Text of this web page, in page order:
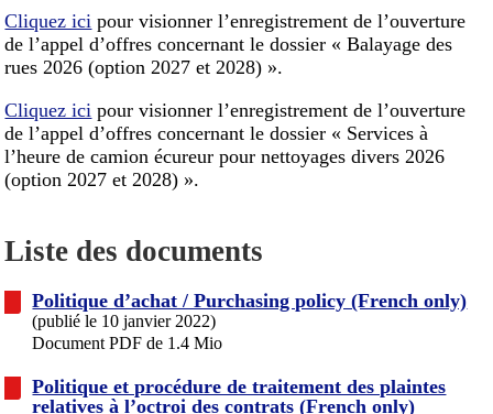
Cliquez ici pour visionner l’enregistrement de l’ouverture
de l’appel d’offres concernant le dossier « Balayage des
rues 2026 (option 2027 et 2028) ».
Cliquez ici pour visionner l’enregistrement de l’ouverture
de l’appel d’offres concernant le dossier « Services à
l’heure de camion écureur pour nettoyages divers 2026
(option 2027 et 2028) ».
Liste des documents
Politique d’achat / Purchasing policy (French only)
(publié le 10 janvier 2022)
Document PDF de 1.4 Mio
Politique et procédure de traitement des plaintes
relatives à l’octroi des contrats (French only)